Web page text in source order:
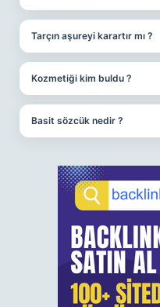
Tarçın aşureyi karartır mı ?
Kozmetiği kim buldu ?
Basit sözcük nedir ?